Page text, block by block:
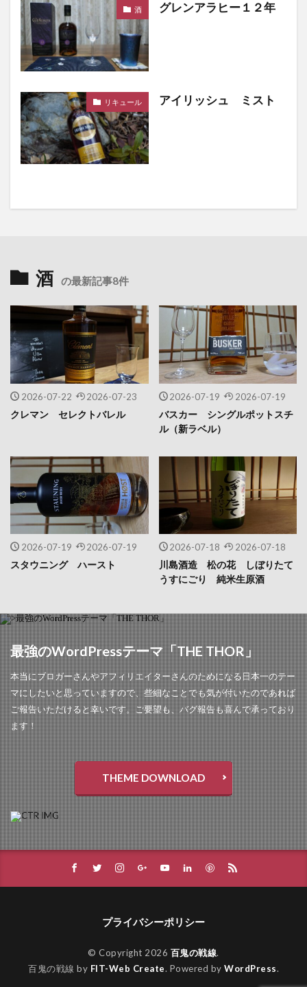
酒 グレンアラヒー１２年
リキュール アイリッシュ ミスト
酒 の最新記事8件
2026-07-22 2026-07-23
クレマン セレクトバレル
2026-07-19 2026-07-19
バスカー シングルポットスチ
ル（新ラベル）
2026-07-19 2026-07-19
スタウニング ハースト
2026-07-18 2026-07-18
川島酒造 松の花 しぼりたて
うすにごり 純米生原酒
最強のWordPressテーマ「THE THOR」
本当にブロガーさんやアフィリエイターさんのためになる日本一のテー
マにしたいと思っていますので、些細なことでも気が付いたのであれば
ご報告いただけると幸いです。ご要望も、バグ報告も喜んで承っており
ます！
THEME DOWNLOAD
プライバシーポリシー
© Copyright 2026 百鬼の戦線.
百鬼の戦線 by FIT-Web Create. Powered by WordPress.